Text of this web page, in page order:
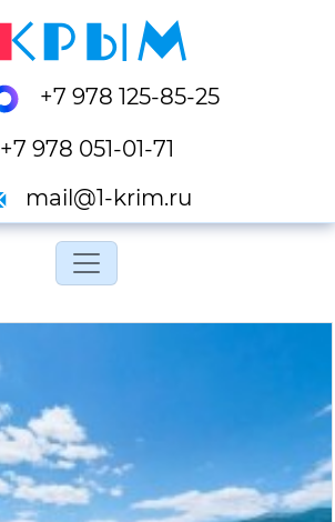
+7 978 125-85-25
+7 978 051-01-71
mail@1-krim.ru
Переключить